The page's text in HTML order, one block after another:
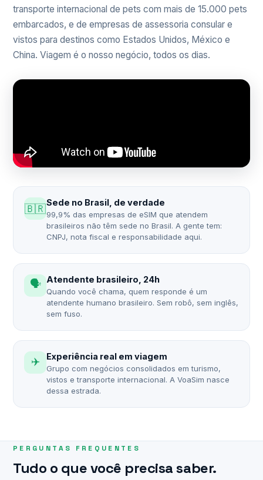
transporte internacional de pets com mais de 15.000 pets
embarcados, e de empresas de assessoria consular e
vistos para destinos como Estados Unidos, México e
China. Viagem é o nosso negócio, todos os dias.
🇧🇷Sede no Brasil, de verdade
99,9% das empresas de eSIM que atendem
brasileiros não têm sede no Brasil. A gente tem:
CNPJ, nota fiscal e responsabilidade aqui.
🗣️ Atendente brasileiro, 24h
Quando você chama, quem responde é um
atendente humano brasileiro. Sem robô, sem inglês,
sem fuso.
✈️ Experiência real em viagem
Grupo com negócios consolidados em turismo,
vistos e transporte internacional. A VoaSim nasce
dessa estrada.
PERGUNTAS FREQUENTES
Tudo o que você precisa saber.